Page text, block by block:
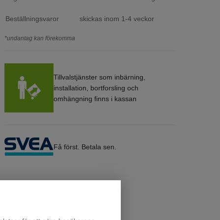
Beställningsvaror skickas inom 1-4 veckor
*undantag kan förekomma
Tillvalstjänster som inbärning,
installation, bortforsling och
omhängning finns i kassan
Få först. Betala sen.